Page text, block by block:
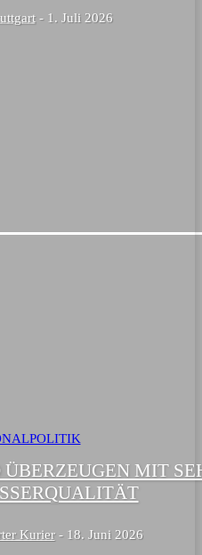
- 1. Juli 2026
MIT
Kurier - 18. Juni 2026